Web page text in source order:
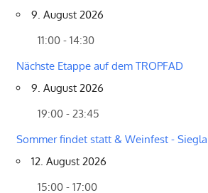
9. August 2026
11:00 - 14:30
Nächste Etappe auf dem TROPFAD
9. August 2026
19:00 - 23:45
Sommer findet statt & Weinfest -
12. August 2026
15:00 - 17:00